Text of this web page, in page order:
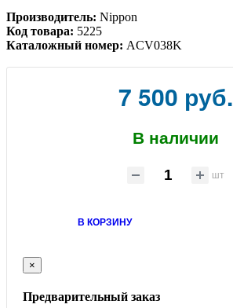
Производитель: Nippon
Код товара: 5225
Каталожный номер: ACV038K
7 500 руб.
В наличии
шт
В КОРЗИНУ
×
Предварительный заказ